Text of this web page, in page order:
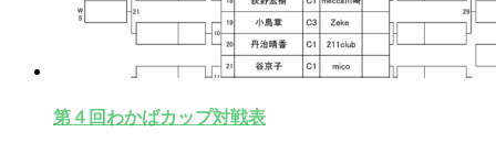
第４回わかばカップ対戦表